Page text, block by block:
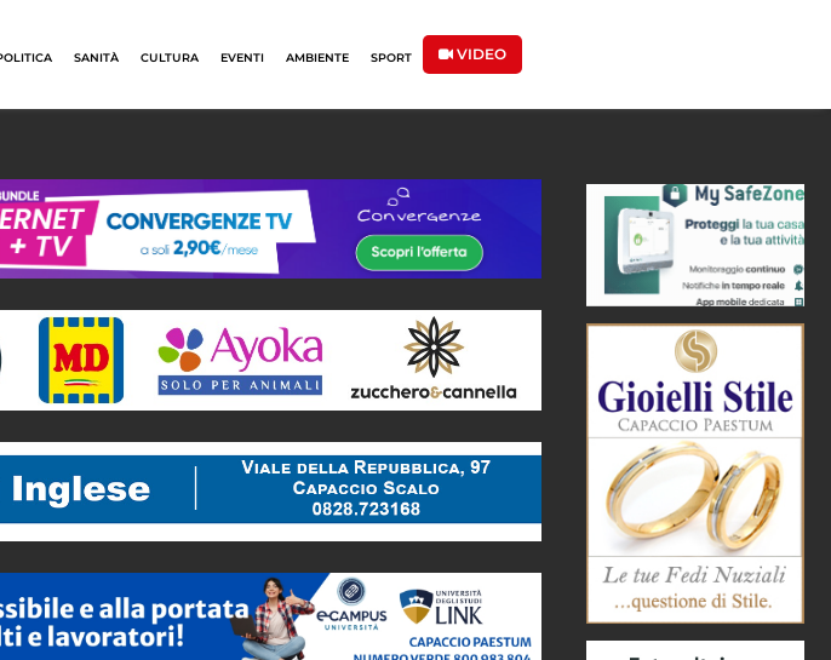
SANITÀ CULTURA EVENTI AMBIENTE SPORT VIDEO